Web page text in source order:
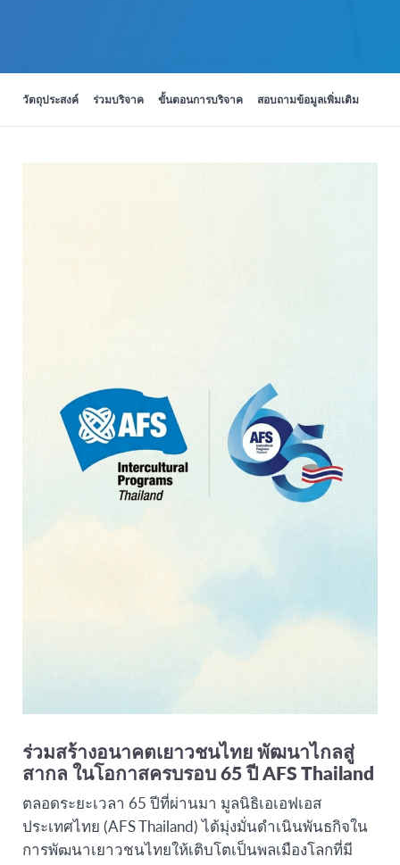
วัตถุประสงค์ ร่วมบริจาค ขั้นตอนการบริจาค สอบถามข้อมูลเพิ่มเติม
ร่วมสร้างอนาคตเยาวชนไทย พัฒนาไกลสู่
สากล ในโอกาสครบรอบ 65 ปี AFS Thailand
ตลอดระยะเวลา 65 ปีที่ผ่านมา มูลนิธิเอเอฟเอส
ประเทศไทย (AFS Thailand) ได้มุ่งมั่นดำเนินพันธกิจใน
การพัฒนาเยาวชนไทยให้เติบโตเป็นพลเมืองโลกที่มี